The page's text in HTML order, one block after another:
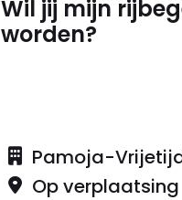
Wil jij mijn
worden?
Pamoja-
Op verplaatsing